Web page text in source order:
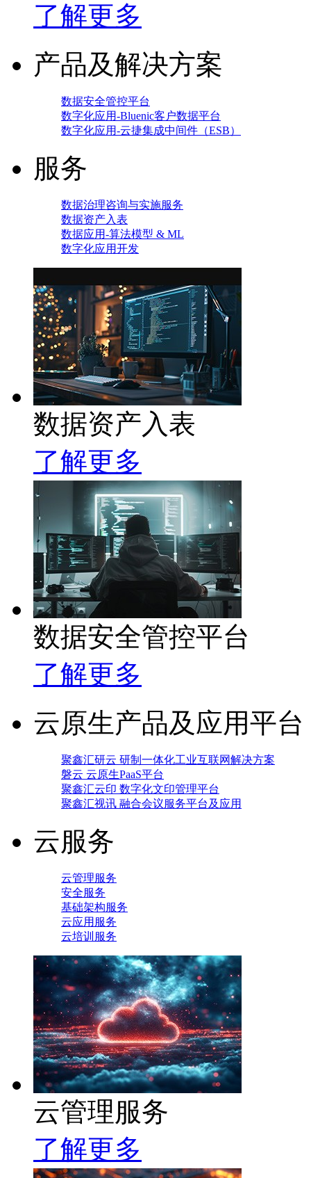
了解更多
产品及解决方案
数据安全管控平台
数字化应用-Bluenic客户数据平台
数字化应用-云捷集成中间件（ESB）
服务
数据治理咨询与实施服务
数据资产入表
数据应用-算法模型 & ML
数字化应用开发
数据资产入表
了解更多
数据安全管控平台
了解更多
云原生产品及应用平台
聚鑫汇研云 研制一体化工业互联网解决方案
磐云 云原生PaaS平台
聚鑫汇云印 数字化文印管理平台
聚鑫汇视讯 融合会议服务平台及应用
云服务
云管理服务
安全服务
基础架构服务
云应用服务
云培训服务
云管理服务
了解更多